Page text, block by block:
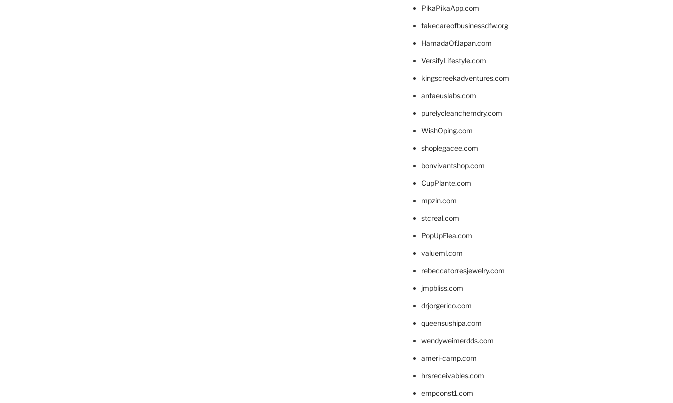
PikaPikaApp.com
takecareofbusinessdfw.org
HamadaOfJapan.com
VersifyLifestyle.com
kingscreekadventures.com
antaeuslabs.com
purelycleanchemdry.com
WishOping.com
shoplegacee.com
bonvivantshop.com
CupPlante.com
mpzin.com
stcreal.com
PopUpFlea.com
valueml.com
rebeccatorresjewelry.com
jmpbliss.com
drjorgerico.com
queensushipa.com
wendyweimerdds.com
ameri-camp.com
hrsreceivables.com
empconst1.com